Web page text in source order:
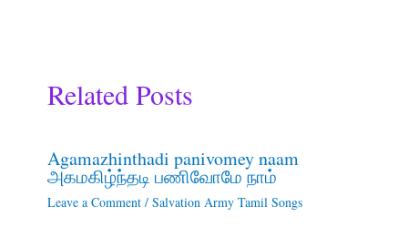
Related Posts
Agamazhinthadi panivomey naam
அகமகிழ்ந்தடி பணிவோமே நாம்
Leave a Comment / Salvation Army Tamil Songs